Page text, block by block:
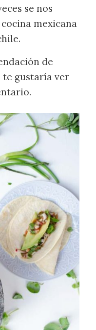
se nos
mexicana
de
te gustaría ver